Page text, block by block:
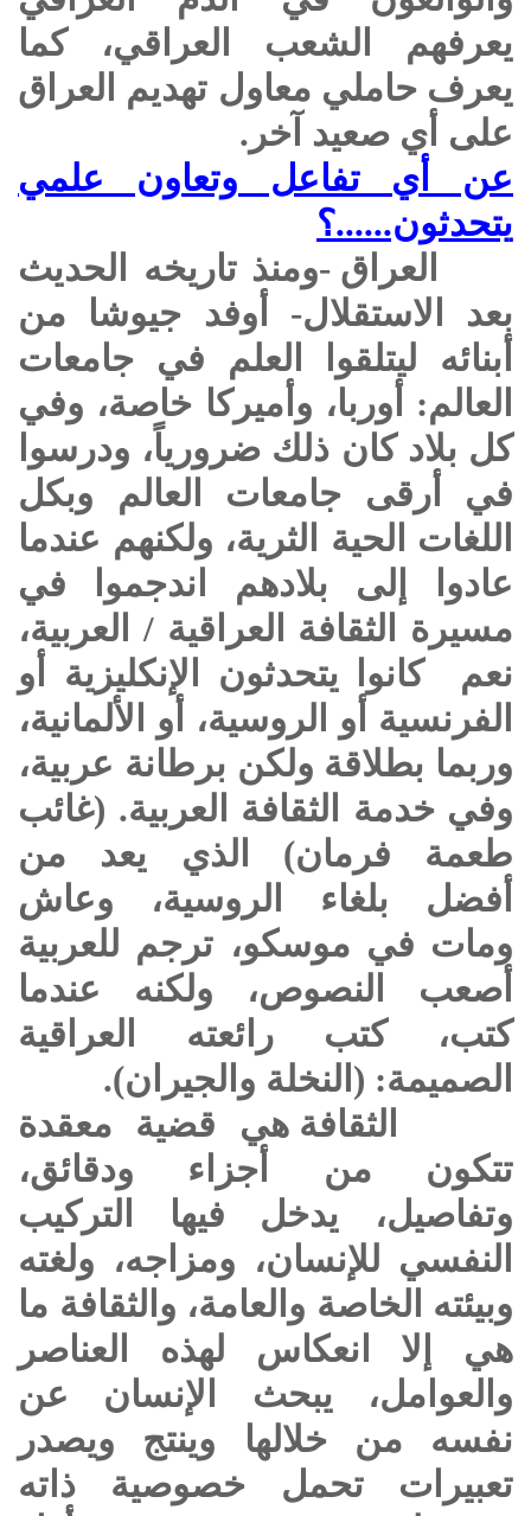
يعرفهم الشعب العراقي، كما
يعرف حاملي معاول تهديم العراق
على أي صعيد آخر.
عن أي تفاعل وتعاون علمي
يتحدثون......؟
العراق -ومنذ تاريخه الحديث
بعد الاستقلال- أوفد جيوشا من
أبنائه ليتلقوا العلم في جامعات
العالم: أوربا، وأميركا خاصة، وفي
كل بلاد كان ذلك ضرورياً، ودرسوا
في أرقى جامعات العالم وبكل
اللغات الحية الثرية، ولكنهم عندما
عادوا إلى بلادهم اندجموا في
مسيرة الثقافة العراقية / العربية،
نعم كانوا يتحدثون الإنكليزية أو
الفرنسية أو الروسية، أو الألمانية،
وربما بطلاقة ولكن برطانة عربية،
وفي خدمة الثقافة العربية. (غائب
طعمة فرمان) الذي يعد من
أفضل بلغاء الروسية، وعاش
ومات في موسكو، ترجم للعربية
أصعب النصوص، ولكنه عندما
كتب، كتب رائعته العراقية
الصميمة: (النخلة والجيران).
الثقافة هي قضية معقدة
تتكون من أجزاء ودقائق،
وتفاصيل، يدخل فيها التركيب
النفسي للإنسان، ومزاجه، ولغته
وبيئته الخاصة والعامة، والثقافة ما
هي إلا انعكاس لهذه العناصر
والعوامل، يبحث الإنسان عن
نفسه من خلالها وينتج ويصدر
تعبيرات تحمل خصوصية ذاته